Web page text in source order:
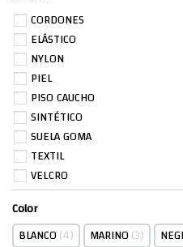
CORDONES
ELÁSTICO
NYLON
PIEL
PISO CAUCHO
SINTÉTICO
SUELA GOMA
TEXTIL
VELCRO
Color
BLANCO 4 MARINO 3